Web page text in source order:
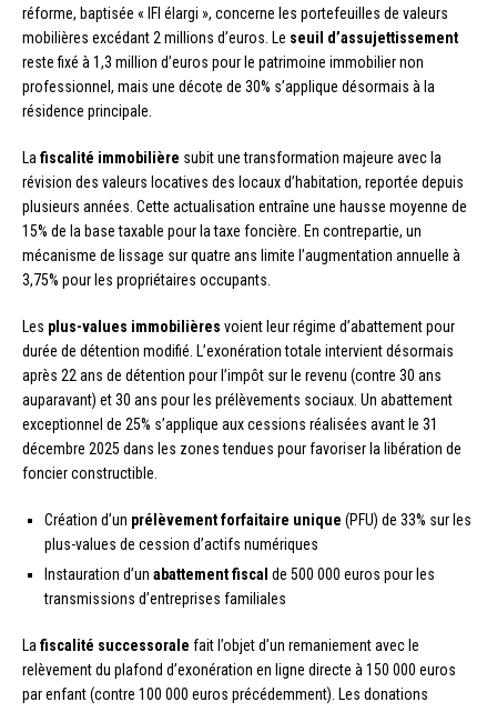
réforme, baptisée « IFI élargi », concerne les portefeuilles de valeurs
mobilières excédant 2 millions d’euros. Le seuil d’assujettissement
reste fixé à 1,3 million d’euros pour le patrimoine immobilier non
professionnel, mais une décote de 30% s’applique désormais à la
résidence principale.
Lafiscalité immobilière subit une transformation majeure avec la
révision des valeurs locatives des locaux d’habitation, reportée depuis
plusieurs années. Cette actualisation entraîne une hausse moyenne de
15% de la base taxable pour la taxe foncière. En contrepartie, un
mécanisme de lissage sur quatre ans limite l’augmentation annuelle à
3,75% pour les propriétaires occupants.
Les plus-values immobilières voient leur régime d’abattement pour
durée de détention modifié. L’exonération totale intervient désormais
après 22 ans de détention pour l’impôt sur le revenu (contre 30 ans
auparavant) et 30 ans pour les prélèvements sociaux. Un abattement
exceptionnel de 25% s’applique aux cessions réalisées avant le 31
décembre 2025 dans les zones tendues pour favoriser la libération de
foncier constructible.
Création d’un prélèvement forfaitaire unique (PFU) de 33% sur les
plus-values de cession d’actifs numériques
Instauration d’un abattement fiscal de 500 000 euros pour les
transmissions d’entreprises familiales
Lafiscalité successorale fait l’objet d’un remaniement avec le
relèvement du plafond d’exonération en ligne directe à 150 000 euros
par enfant (contre 100 000 euros précédemment). Les donations